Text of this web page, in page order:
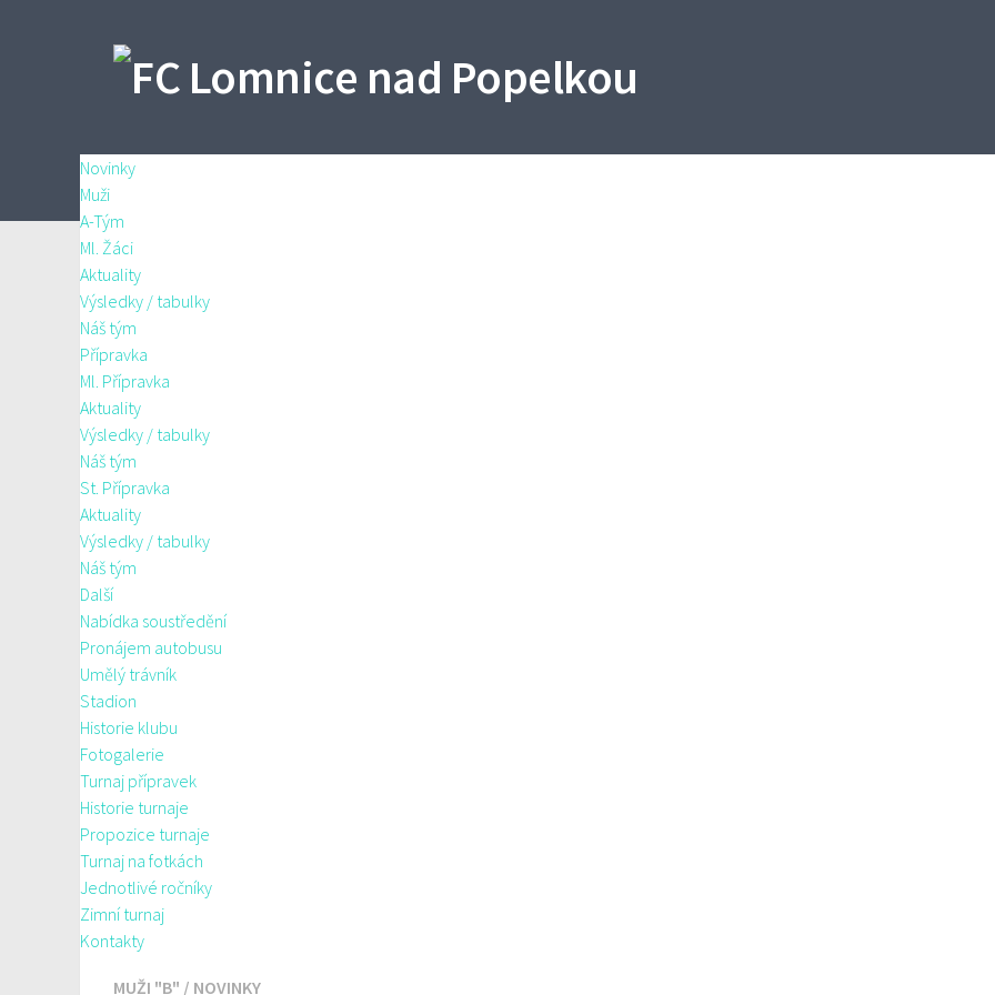
Novinky
Muži
A-Tým
Ml. Žáci
Aktuality
Výsledky / tabulky
Náš tým
Přípravka
Ml. Přípravka
Aktuality
Výsledky / tabulky
Náš tým
St. Přípravka
Aktuality
Výsledky / tabulky
Náš tým
Další
Nabídka soustředění
Pronájem autobusu
Umělý trávník
Stadion
Historie klubu
Fotogalerie
Turnaj přípravek
Historie turnaje
Propozice turnaje
Turnaj na fotkách
Jednotlivé ročníky
Zimní turnaj
Kontakty
MUŽI "B" / NOVINKY